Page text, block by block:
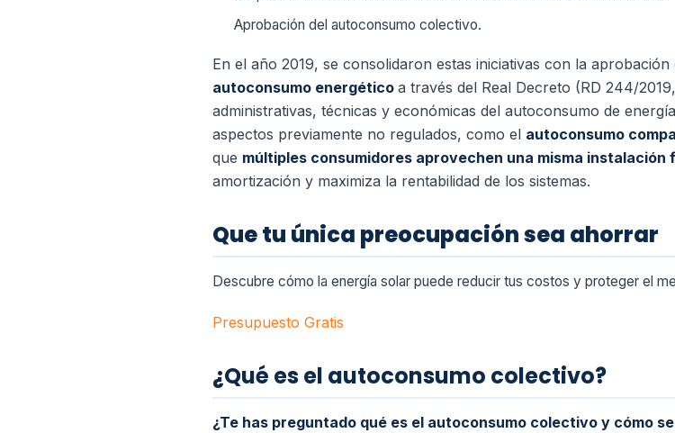
Aprobación del autoconsumo colectivo.
En el año 2019, se consolidaron estas iniciativas con la aprobación
autoconsumo energético a través del Real Decreto (RD 244/
administrativas, técnicas y económicas del autoconsumo de
aspectos previamente no regulados, como el autoconsumo
que múltiples consumidores aprovechen una misma
amortización y maximiza la rentabilidad de los sistemas.
Que tu única preocupación sea ahorrar
Descubre cómo la energía solar puede reducir tus costos y proteger el
Presupuesto Gratis
¿Qué es el autoconsumo colectivo?
¿Te has preguntado qué es el autoconsumo colectivo y cómo